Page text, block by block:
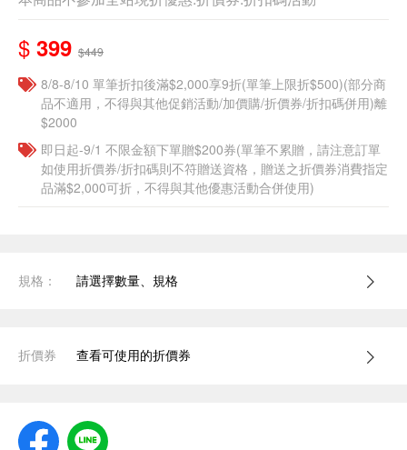
$ 399 $449
8/8-8/10 單筆折扣後滿$2,000享9折(單筆上限折$500)(部分商
品不適用，不得與其他促銷活動/加價購/折價券/折扣碼併用)離
$2000
即日起-9/1 不限金額下單贈$200券(單筆不累贈，請注意訂單
如使用折價券/折扣碼則不符贈送資格，贈送之折價券消費指定
品滿$2,000可折，不得與其他優惠活動合併使用)
規格： 請選擇數量、規格
折價券 查看可使用的折價券